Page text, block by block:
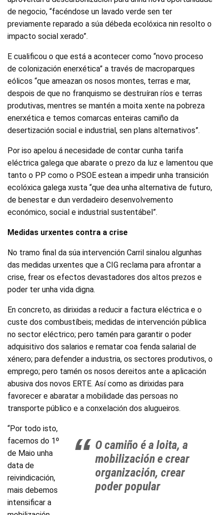
de negocio, “facéndose un lavado verde sen ter
previamente reparado a súa débeda ecolóxica nin resolto o
impacto social xerado”.
E cualificou o que está a acontecer como “novo proceso
de colonización enerxética” a través de macroparques
eólicos “que ameazan os nosos montes, terras e mar,
despois de que no franquismo se destruíran ríos e terras
produtivas, mentres se mantén a moita xente na pobreza
enerxética e temos comarcas enteiras camiño da
desertización social e industrial, sen plans alternativos”.
Por iso apelou á necesidade de contar cunha tarifa
eléctrica galega que abarate o prezo da luz e lamentou que
tanto o PP como o PSOE estean a impedir unha transición
ecolóxica galega xusta “que dea unha alternativa de futuro,
de benestar e dun verdadeiro desenvolvemento
económico, social e industrial sustentábel”.
Medidas urxentes contra a crise
No tramo final da súa intervención Carril sinalou algunhas
das medidas urxentes que a CIG reclama para afrontar a
crise, frear os efectos devastadores dos altos prezos e
poder ter unha vida digna.
En concreto, as dirixidas a reducir a factura eléctrica e o
custe dos combustíbeis; medidas de intervención pública
no sector eléctrico; pero tamén para garantir o poder
adquisitivo dos salarios e rematar coa fenda salarial de
xénero; para defender a industria, os sectores produtivos, o
emprego; pero tamén os nosos dereitos ante a aplicación
abusiva dos novos ERTE. Así como as dirixidas para
favorecer e abaratar a mobilidade das persoas no
transporte público e a conxelación dos alugueiros.
O camiño é a loita, a
mobilización e crear
organización, crear
poder popular
“Por todo isto,
facemos do 1º
de Maio unha
data de
reivindicación,
mais debemos
intensificar a